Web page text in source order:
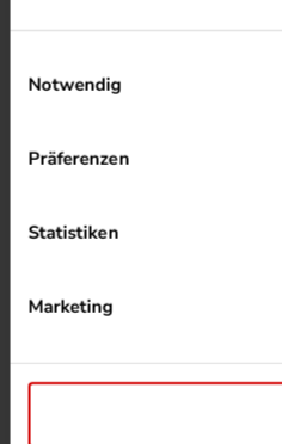
Notwendig
Präferenzen
Statistiken
Marketing